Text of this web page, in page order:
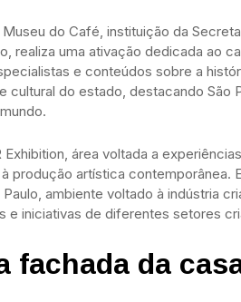
do Café, instituição da
realiza uma ativação dedicada ao
e conteúdos sobre a
cultural do estado, destacando São
Exhibition, área voltada a
produção artística contemporânea.
ambiente voltado à indústria
e iniciativas de diferentes setores
fachada da